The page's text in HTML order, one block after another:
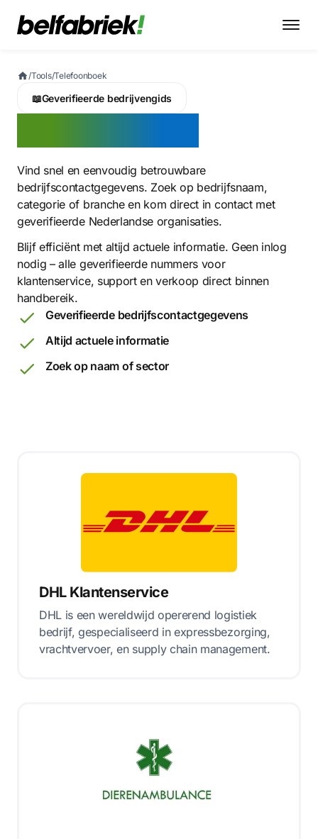
/Tools/Telefoonboek
📖Geverifieerde bedrijvengids
Vind snel en eenvoudig betrouwbare
bedrijfscontactgegevens. Zoek op bedrijfsnaam,
categorie of branche en kom direct in contact met
geverifieerde Nederlandse organisaties.
Blijf efficiënt met altijd actuele informatie. Geen inlog
nodig – alle geverifieerde nummers voor
klantenservice, support en verkoop direct binnen
handbereik.
Geverifieerde bedrijfscontactgegevens
Altijd actuele informatie
Zoek op naam of sector
DHL Klantenservice
DHL is een wereldwijd opererend logistiek
bedrijf, gespecialiseerd in expressbezorging,
vrachtvervoer, en supply chain management.